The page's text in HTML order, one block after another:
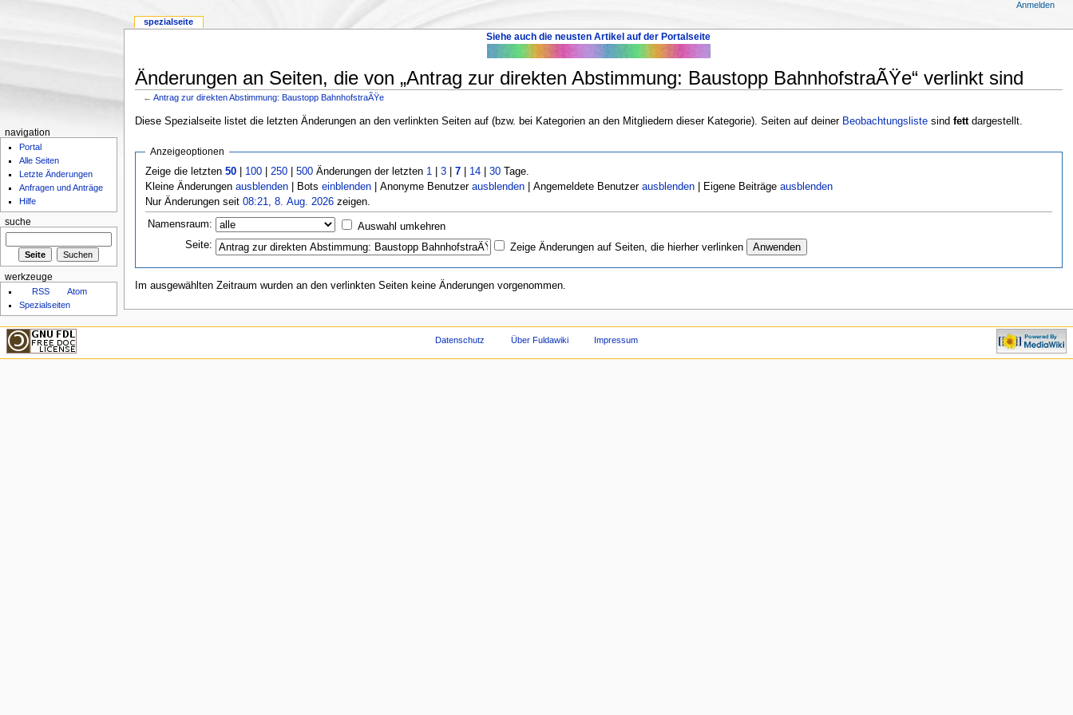
Siehe auch die neusten Artikel auf der Portalseite
Änderungen an Seiten, die von „Antrag zur direkten Abstimmung: Baustopp BahnhofstraÃŸe“ verlinkt sind
←Antrag zur direkten Abstimmung: Baustopp BahnhofstraÃŸe
Diese Spezialseite listet die letzten Änderungen an den verlinkten Seiten auf (bzw. bei Kategorien an den Mitgliedern dieser Kategorie). Seiten auf deiner Beobachtungslistesind fettdargestellt.
Anzeigeoptionen
Zeige die letzten50 100 250 |500 Änderungen der letzten 1 |3 |7 14 |30 Tage.
Kleine Änderungenausblenden | Botseinblenden | Anonyme Benutzerausblenden | Angemeldete Benutzerausblenden | Eigene Beiträgeausblenden
Nur Änderungen seit08:21, 8. Aug. 2026 zeigen.
Namensraum:
Auswahl umkehren
Seite:
Zeige Änderungen auf Seiten, die hierher verlinken
Im ausgewählten Zeitraum wurden an den verlinkten Seiten keine Änderungen vorgenommen.
spezialseite
Anmelden
navigation
Portal
Alle Seiten
Letzte Änderungen
Anfragen und Anträge
Hilfe
suche
werkzeuge
RSS
Atom
Spezialseiten
Datenschutz Über Fuldawiki Impressum